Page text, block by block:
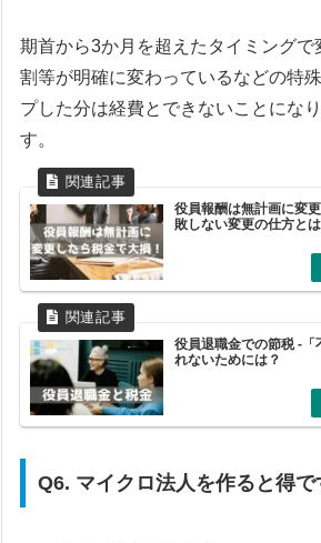
期首から3か月を超えたタイミングで
割等が明確に変わっているなどの特
プした分は経費とできないことにな
す。
役員報酬は無計画に変
敗しない変更の仕方とは
役員退職金での節税 -「
れないためには？
Q6. マイクロ法人を作ると得で